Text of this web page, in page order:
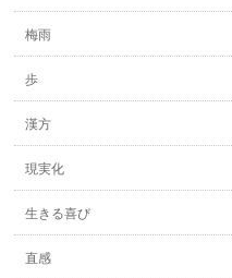
梅雨
歩
漢方
現実化
生きる喜び
直感